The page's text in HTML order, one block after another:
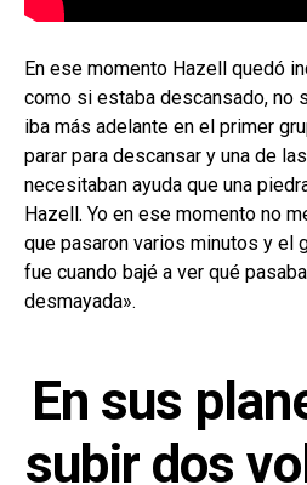
En ese momento Hazell quedó
como si estaba descansado, no
iba más adelante en el primer
parar para descansar y una de
necesitaban ayuda que una
Hazell. Yo en ese momento no
que pasaron varios minutos y el
fue cuando bajé a ver qué
desmayada».
En sus
subir dos